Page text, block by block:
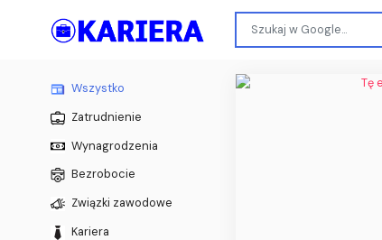
Wszystko
Zatrudnienie
Wynagrodzenia
Bezrobocie
Związki zawodowe
Kariera